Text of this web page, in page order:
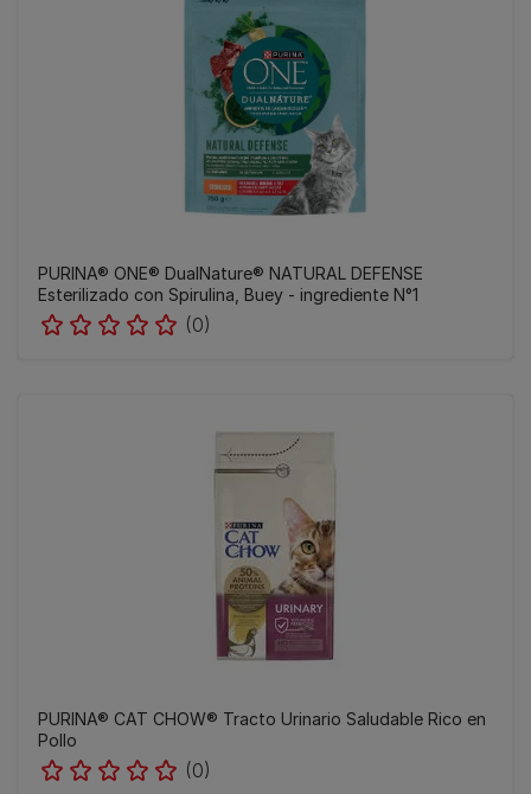
PURINA® ONE® DualNature® NATURAL DEFENSE
Esterilizado con Spirulina, Buey - ingrediente N°1
(0)
PURINA® CAT CHOW®​ Tracto Urinario Saludable Rico en
Pollo
(0)